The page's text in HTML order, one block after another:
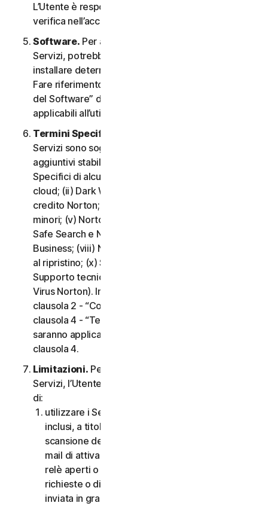
L’Utente è responsabile di qualsiasi attività che si
verifica nell’account.
Software. Per accedere e utilizzare determinati
Servizi, potrebbe essere necessario scaricare e
installare determinati Software su un Dispositivo.
Fare riferimento alla clausola 3 - “Termini di Licenza
del Software” del CLS per i termini e le condizioni
applicabili all’utilizzo di tale Software.
Termini Specifici di alcuni Servizi.
Servizi sono soggetti a termini e condizioni
aggiuntivi stabiliti nella clausola 4 - “Termini
Specifici di alcuni Servizi” del CLS: (i) Backup nel
cloud; (ii) Dark Web Monitoring; (iii) Portale del
credito Norton; (iv) Norton Family e Protezione
minori; (v) Norton Password Manager; (vi) Norton
Safe Search e Norton Safe Web; (vii) Norton Small
Business; (viii) Norton VPN; (ix) Servizi di supporto
al ripristino; (x) Social Media Monitoring e (xi)
Supporto tecnico (inclusa la Promessa Protezione
Virus Norton). In caso di conflitto o incoerenza tra la
clausola 2 - “Condizioni Generali del Servizio” e la
clausola 4 - “Termini Specifici di alcuni Servizi”,
saranno applicabili le condizioni contenute nella
clausola 4.
Limitazioni. Per quanto riguarda l’utilizzo dei
Servizi, l’Utente non può, né può consentire ad altri
di:
utilizzare i Servizi per scopi illegali o fraudolenti,
inclusi, a titolo esemplificativo ma non esaustivo,
scansione delle porte, invio di spam, invio di e-
mail di attivazione o disattivazione, scansione di
relè aperti o proxy aperti, invio di e-mail non
richieste o di qualsiasi versione o tipo di e-mail
inviata in grandi quantità anche se indirizzata